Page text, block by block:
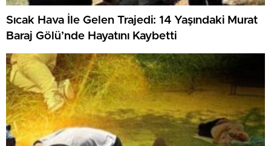
Sıcak Hava İle Gelen Trajedi: 14 Yaşındaki Murat
Baraj Gölü’nde Hayatını Kaybetti